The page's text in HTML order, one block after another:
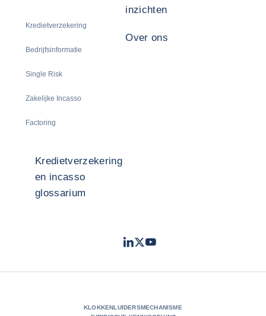
Kredietverzekering
Bedrijfsinformatie
Single Risk
Zakelijke Incasso
Factoring
inzichten
Over ons
Kredietverzekering
en incasso
glossarium
LinkedIn
TwitterYoutube
KLOKKENLUIDERSMECHANISME